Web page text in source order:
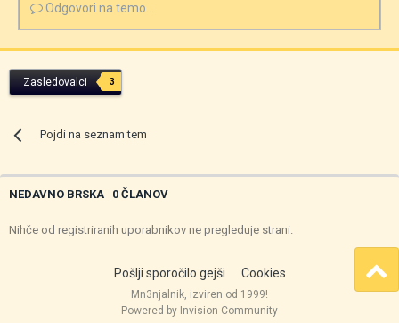
Odgovori na temo...
Zasledovalci 3
Pojdi na seznam tem
NEDAVNO BRSKA 0 ČLANOV
Nihče od registriranih uporabnikov ne pregleduje strani.
Pošlji sporočilo gejši Cookies
Mn3njalnik, izviren od 1999!
Powered by Invision Community